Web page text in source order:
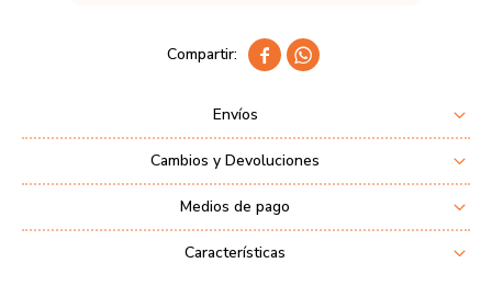
 
Envíos
Cambios y Devoluciones
Medios de pago
Características